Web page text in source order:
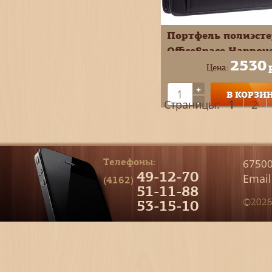
Портфель
OfficeSpace
3отд цвет черный
По_ТК_687
Цена: 2530
+
-
В
Страницы: 1 2
Телефоны:
(4162) 49-12-70
51-11-88
53-15-10